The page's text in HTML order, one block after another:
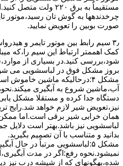
مستقیماً ﺑﻪ برق ۲۲۰
چرخدندهها به گوش تان رﺳﯿﺪ،ﻣﻮﺗﻮر
ﺻﻮرت ﺑﻮﺑﯿﻦ را ﺗﻌﻮﯾﺾ ﻧﻤﺎﯾﯿﺪ.
۳٫ ﺳﯿﻢ راﺑﻂ ﺑﯿﻦ ﻣﻮﺗﻮر ﺗﺎﯾﻤﺮ و
کمک اهممتر ارﺗﺒﺎط اﯾﻦ ﺳﯿﻢ را،ﮐﻪ
ﺷﻮد،بررسی ﮐﻨﯿﺪ.در ﺑﺴﯿﺎری از
ﺑﺮوز مشکل ﻓﻮق در لباسشویی می
مشکل ۴:درحالیکه ﻣﺎﺷﯿﻦ ﺧﺎﻣﻮش
آب،ﻣﺎﺷﯿﻦ ﺷﺮوع ﺑﻪ آﺑﮕﯿﺮی
دستگاه جدا کرده و مستقلا مشکل
نیز،تعویض شیر لازم خواهد شد.رایج
همان خرابی شیر برقی است.اما ممکن
لباسشویی نیز باشد.بهتر است دلایل
بدانید و متناسب با آن تصمیم بگیرید.
مشکل ۵:لباسشویی مرتباً در
نمیشود.نحوه رﻓﻊ:اﮔﺮ در ﻣﺪت
ﺷﺪه،بهگونهای ﮐﻪ از ﺷﯿﺸﻪ درب ﻧﯿﺰ